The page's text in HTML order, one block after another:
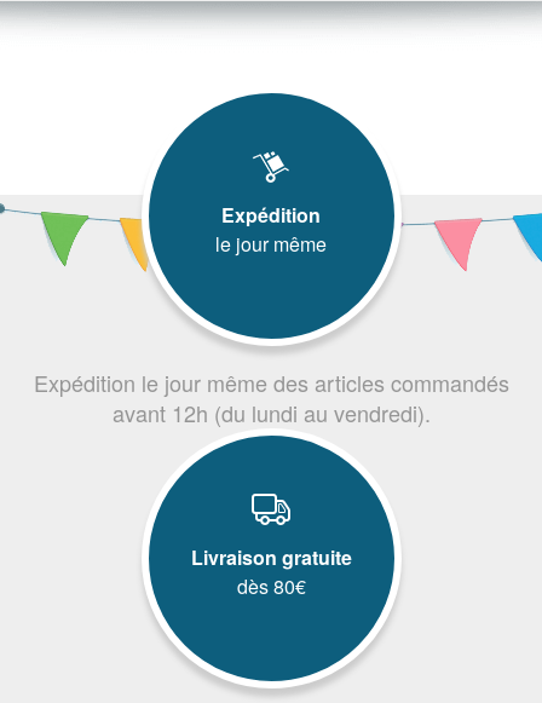
Expédition
le jour même
Expédition le jour même des articles commandés
avant 12h (du lundi au vendredi).
Livraison gratuite
dès 80€